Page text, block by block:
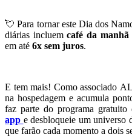
💘 Para tornar este Dia dos
diárias incluemcafé da
em até 6x sem juros.
E tem mais! Como associado
na hospedagem e acumula
faz parte do programa
app e desbloqueie um universo
que farão cada momento a dois